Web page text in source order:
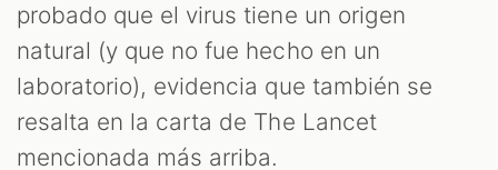
probado que el virus tiene un origen
natural (y que no fue hecho en un
laboratorio), evidencia que también se
resalta en la carta de The Lancet
mencionada más arriba.